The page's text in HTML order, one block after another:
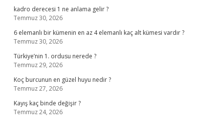
kadro derecesi 1 ne anlama gelir ?
Temmuz 30, 2026
6 elemanlı bir kümenin en az 4 elemanlı kaç alt kümesi vardır ?
Temmuz 30, 2026
Türkiye’nin 1. ordusu nerede ?
Temmuz 29, 2026
Koç burcunun en güzel huyu nedir ?
Temmuz 27, 2026
Kayış kaç binde değişir ?
Temmuz 24, 2026